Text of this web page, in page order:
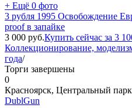
+ Ещё 0 фото
3 рубля 1995 Освобождение
proof в запайке
3 000 руб.Купить сейчас за 3
Коллекционирование,
года/
Торги завершены
0
Красноярск, Центральный парк
DublGun